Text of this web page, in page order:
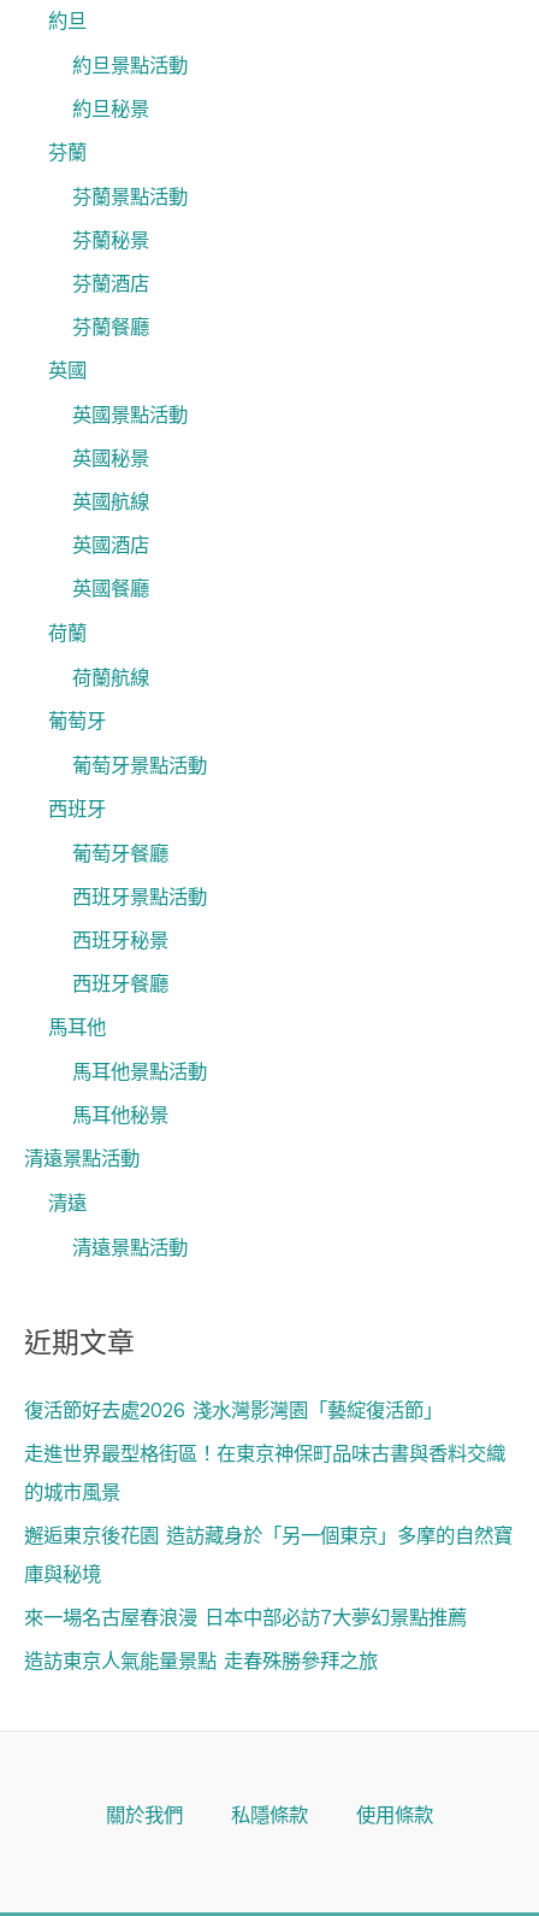
約旦
約旦景點活動
約旦秘景
芬蘭
芬蘭景點活動
芬蘭秘景
芬蘭酒店
芬蘭餐廳
英國
英國景點活動
英國秘景
英國航線
英國酒店
英國餐廳
荷蘭
荷蘭航線
葡萄牙
葡萄牙景點活動
西班牙
葡萄牙餐廳
西班牙景點活動
西班牙秘景
西班牙餐廳
馬耳他
馬耳他景點活動
馬耳他秘景
清遠景點活動
清遠
清遠景點活動
近期文章
復活節好去處2026 淺水灣影灣園「藝綻復活節」
走進世界最型格街區！在東京神保町品味古書與香料交織
的城市風景
邂逅東京後花園 造訪藏身於「另一個東京」多摩的自然寶
庫與秘境
來一場名古屋春浪漫 日本中部必訪7大夢幻景點推薦
造訪東京人氣能量景點 走春殊勝參拜之旅
關於我們 私隱條款 使用條款